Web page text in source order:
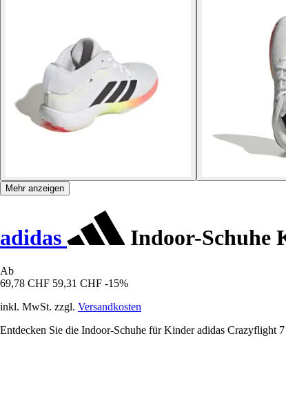
Mehr anzeigen
adidas Indoor-Schuhe
Ab
69,78 CHF 59,31 CHF -15%
inkl. MwSt. zzgl. Versandkosten
Entdecken Sie die Indoor-Schuhe für Kinder adidas